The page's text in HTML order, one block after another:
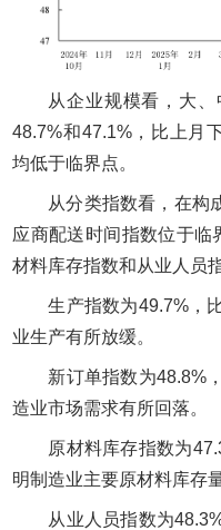
从企业规模看，大、
48.7%和47.1%，比上月
均低于临界点。
从分类指数看，在构
应商配送时间指数位于临
材料库存指数和从业人员
生产指数为49.7%，
业生产有所放缓。
新订单指数为48.8%
造业市场需求有所回落。
原材料库存指数为
明制造业主要原材料库存
从业人员指数为